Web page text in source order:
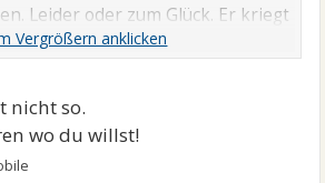
Leider oder zum Glück. Er kriegt
mit von meinem Problem.
nicht so.
wo du willst!